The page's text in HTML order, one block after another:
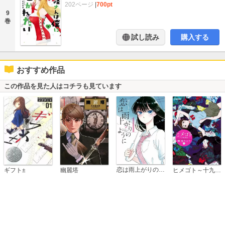
9
巻
202ページ |700pt
試し読み 購入する
おすすめ作品
この作品を見た人はコチラも見ています
ギフト± 幽麗塔 恋は雨上がりのように